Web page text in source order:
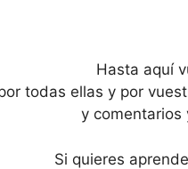
Hasta aquí
todas ellas y por
y comentarios
Si quieres